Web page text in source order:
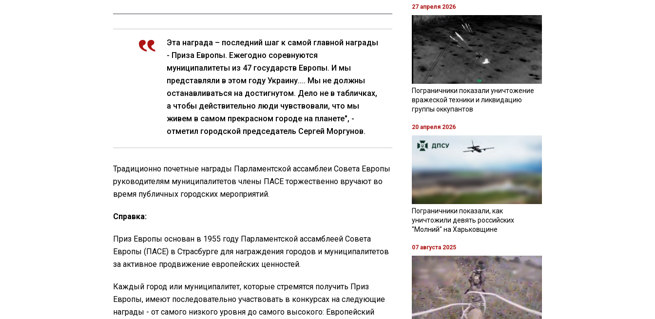
Эта награда – последний шаг к самой главной награды
- Приза Европы. Ежегодно соревнуются
муниципалитеты из 47 государств Европы. И мы
представляли в этом году Украину.... Мы не должны
останавливаться на достигнутом. Дело не в табличках,
а чтобы действительно люди чувствовали, что мы
живем в самом прекрасном городе на планете", -
отметил городской председатель Сергей Моргунов.
Традиционно почетные награды Парламентской ассамблеи Совета Европы
руководителям муниципалитетов члены ПАСЕ торжественно вручают во
время публичных городских мероприятий.
Справка:
Приз Европы основан в 1955 году Парламентской ассамблеей Совета
Европы (ПАСЕ) в Страсбурге для награждения городов и муниципалитетов
за активное продвижение европейских ценностей.
Каждый город или муниципалитет, которые стремятся получить Приз
Европы, имеют последовательно участвовать в конкурсах на следующие
награды - от самого низкого уровня до самого высокого: Европейский
27 апреля 2026
Пограничники показали уничтожение
вражеской техники и ликвидацию
группы оккупантов
20 апреля 2026
Пограничники показали, как
уничтожили девять российских
"Молний" на Харьковщине
07 августа 2025